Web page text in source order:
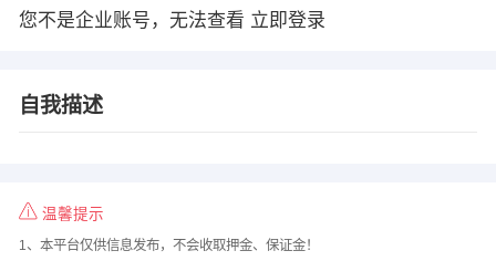
您不是企业账号，无法查看 立即登录
自我描述
温馨提示
1、本平台仅供信息发布，不会收取押金、保证金！